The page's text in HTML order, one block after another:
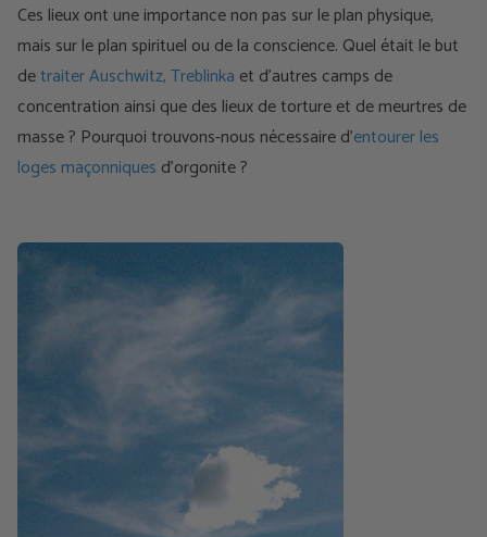
Ces lieux ont une importance non pas sur le plan physique,
mais sur le plan spirituel ou de la conscience. Quel était le but
detraiter Auschwitz, Treblinka et d’autres camps de
concentration ainsi que des lieux de torture et de meurtres de
masse ? Pourquoi trouvons-nous nécessaire d’entourer les
loges maçonniques d’orgonite ?